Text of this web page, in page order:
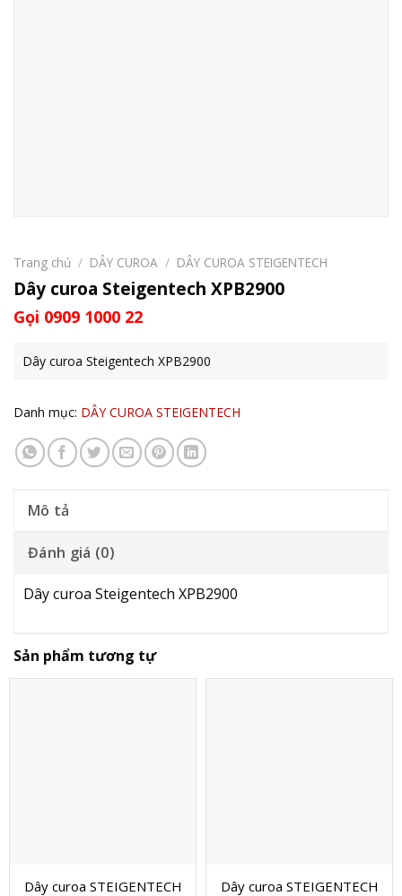
Trang chủ / DÂY CUROA / DÂY CUROA STEIGENTECH
Dây curoa Steigentech XPB2900
Gọi 0909 1000 22
Dây curoa Steigentech XPB2900
Danh mục: DÂY CUROA STEIGENTECH
Mô tả
Đánh giá (0)
Dây curoa Steigentech XPB2900
Sản phẩm tương tự
Dây curoa STEIGENTECH
Dây curoa STEIGENTECH